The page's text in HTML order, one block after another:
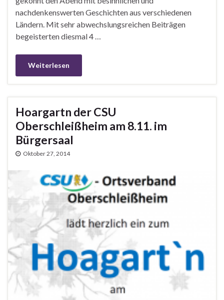
nachdenkenswerten Geschichten aus verschiedenen
Ländern. Mit sehr abwechslungsreichen Beiträgen
begeisterten diesmal 4 …
Weiterlesen
Hoargartn der CSU
Oberschleißheim am 8.11. im
Bürgersaal
Oktober 27, 2014